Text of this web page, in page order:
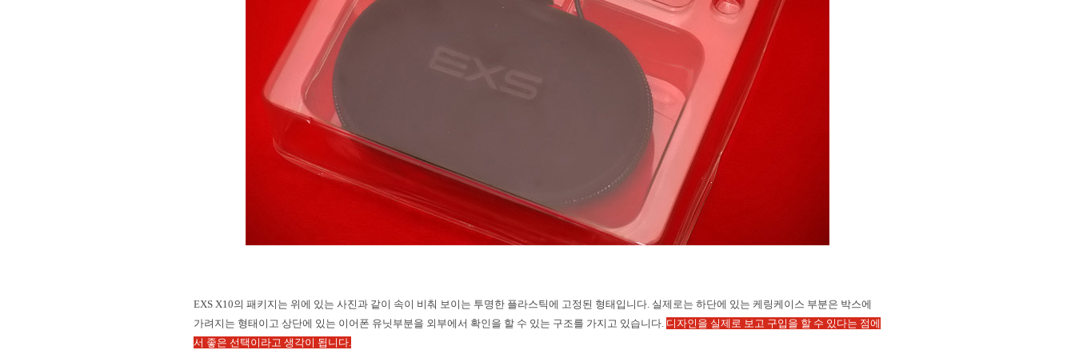
EXS X10의 패키지는 위에 있는 사진과 같이 속이 비춰 보이는 투명한 플라스틱에 고정된 형태입니다. 실제로는 하단에 있는 케링케이스 부분은 박스에
가려지는 형태이고 상단에 있는 이어폰 유닛부분을 외부에서 확인을 할 수 있는 구조를 가지고 있습니다. 디자인을 실제로 보고 구입을 할 수 있다는 점에
서 좋은 선택이라고 생각이 됩니다.